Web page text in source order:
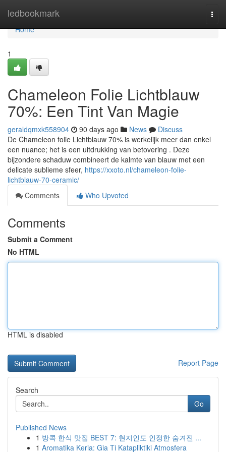
ledbookmark
Home
Home
1
Chameleon Folie Lichtblauw
70%: Een Tint Van Magie
geraldqmxk558904 90 days ago News
Discuss
De Chameleon folie Lichtblauw 70% is werkelijk meer dan enkel
een nuance; het is een uitdrukking van betovering . Deze
bijzondere schaduw combineert de kalmte van blauw met een
delicate sublieme sfeer, https://xxoto.nl/chameleon-folie-
lichtblauw-70-ceramic/
Comments
Who Upvoted
Comments
Submit a Comment
No HTML
HTML is disabled
Report Page
Search
Go
Published News
1 방콕 한식 맛집 BEST 7: 현지인도 인정한 숨겨진 ...
1 Aromatika Keria: Gia Ti Katapliktiki Atmosfera